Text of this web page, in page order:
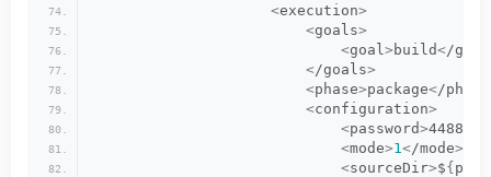
<execution>
<goals>
<goal > build</goal
</goals>
<phase>package</phase
<configuration>
<password>
<mode>1 </mode>
<sourceDir>${